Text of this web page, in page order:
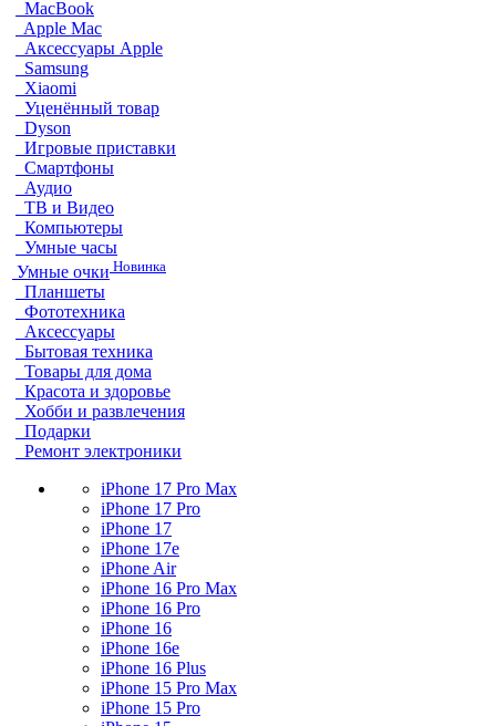
MacBook
Apple Mac
Аксессуары Apple
Samsung
Xiaomi
Уценённый товар
Dyson
Игровые приставки
Смартфоны
Аудио
ТВ и Видео
Компьютеры
Умные часы
Умные очки Новинка
Планшеты
Фототехника
Аксессуары
Бытовая техника
Товары для дома
Красота и здоровье
Хобби и развлечения
Подарки
Ремонт электроники
iPhone 17 Pro Max
iPhone 17 Pro
iPhone 17
iPhone 17e
iPhone Air
iPhone 16 Pro Max
iPhone 16 Pro
iPhone 16
iPhone 16e
iPhone 16 Plus
iPhone 15 Pro Max
iPhone 15 Pro